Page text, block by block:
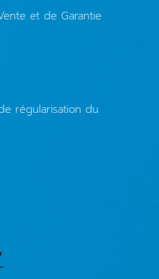
et de Garantie
régularisation du